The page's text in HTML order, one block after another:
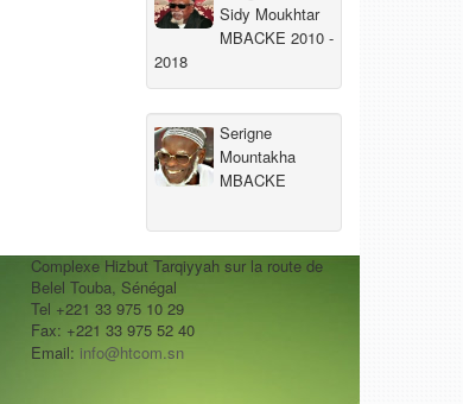
Sidy Moukhtar
MBACKE 2010 -
2018
Serigne
Mountakha
MBACKE
Complexe Hizbut Tarqiyyah sur la route de
Belel Touba, Sénégal
Tel +221 33 975 10 29
Fax: +221 33 975 52 40
Email: info@htcom.sn